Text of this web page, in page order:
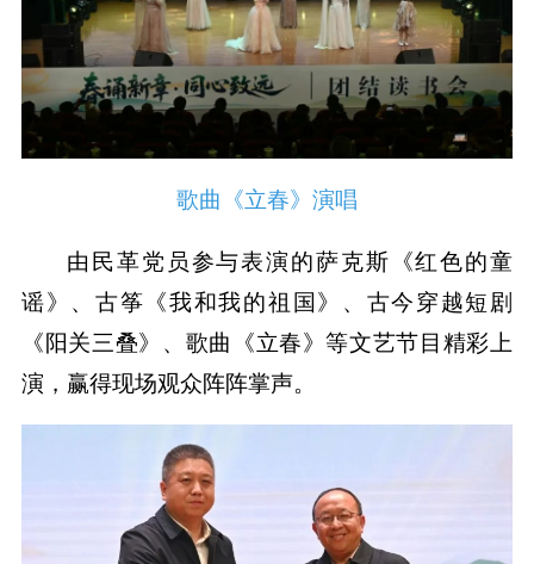
歌曲《立春》演唱
由民革党员参与表演的萨克斯《红色的童
谣》、古筝《我和我的祖国》、古今穿越短剧
《阳关三叠》、歌曲《立春》等文艺节目精彩上
演，赢得现场观众阵阵掌声。